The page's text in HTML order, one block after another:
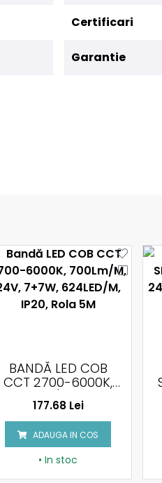
Certificari
Garantie
BANDĂ LED 18W,
SMD2835, 238 LED-
URI, 24V, IP20,
LUMINA CALDA
3000K
152.00 Lei
ADAUGA IN COS
• In stoc